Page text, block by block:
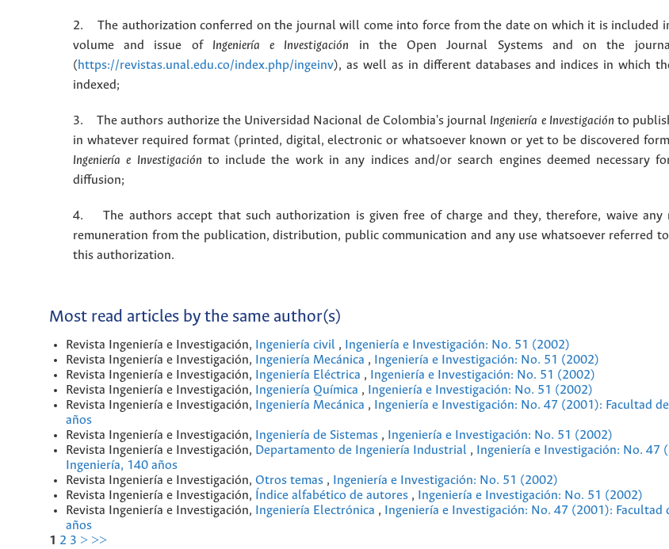
2. The authorization conferred on the journal will come into force from the date on which it is included
volume and issue ofIngeniería e Investigación in the Open Journal Systems and on the
(https://revistas.unal.edu.co/index.php/ingeinv), as well as in different databases and indices in which
indexed;
3. The authors authorize the Universidad Nacional de Colombia's journal Ingeniería e Investigación to
in whatever required format (printed, digital, electronic or whatsoever known or yet to be discovered
Ingeniería e Investigación to include the work in any indices and/or search engines deemed necessary
diffusion;
4. The authors accept that such authorization is given free of charge and they, therefore, waive any
remuneration from the publication, distribution, public communication and any use whatsoever referred
this authorization.
Most read articles by the same author(s)
Revista Ingeniería e Investigación, Ingeniería civil ,
Ingeniería e Investigación: No. 51 (2002)
Revista Ingeniería e Investigación,
Ingeniería Mecánica ,
Ingeniería e Investigación: No. 51 (2002)
Revista Ingeniería e Investigación,
Ingeniería Eléctrica ,
Ingeniería e Investigación: No. 51 (2002)
Revista Ingeniería e Investigación,
Ingeniería Química ,
Ingeniería e Investigación: No. 51 (2002)
Revista Ingeniería e Investigación,
Ingeniería Mecánica ,
Ingeniería e Investigación: No. 47 (2001): Facultad
años
Revista Ingeniería e Investigación,
Ingeniería de Sistemas ,
Ingeniería e Investigación: No. 51 (2002)
Revista Ingeniería e Investigación, Departamento de Ingeniería Industrial ,
Ingeniería e Investigación: No. 47
Ingeniería, 140 años
Revista Ingeniería e Investigación, Otros temas ,
Ingeniería e Investigación: No. 51 (2002)
Revista Ingeniería e Investigación,
Índice alfabético de autores ,
Ingeniería e Investigación: No. 51 (2002)
Revista Ingeniería e Investigación,
Ingeniería Electrónica ,
Ingeniería e Investigación: No. 47 (2001): Facultad
años
1 2 3 > >>